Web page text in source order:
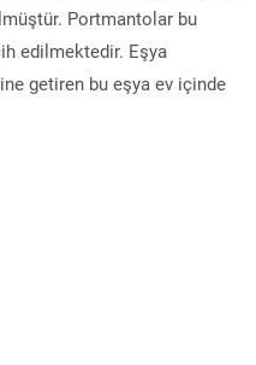
Portmantolar bu
edilmektedir. Eşya
getiren bu eşya ev içinde